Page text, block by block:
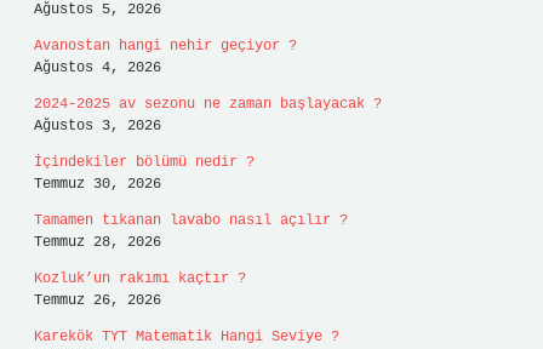
Ağustos 5, 2026
Avanostan hangi nehir geçiyor ?
Ağustos 4, 2026
2024-2025 av sezonu ne zaman başlayacak ?
Ağustos 3, 2026
İçindekiler bölümü nedir ?
Temmuz 30, 2026
Tamamen tıkanan lavabo nasıl açılır ?
Temmuz 28, 2026
Kozluk’un rakımı kaçtır ?
Temmuz 26, 2026
Karekök TYT Matematik Hangi Seviye ?